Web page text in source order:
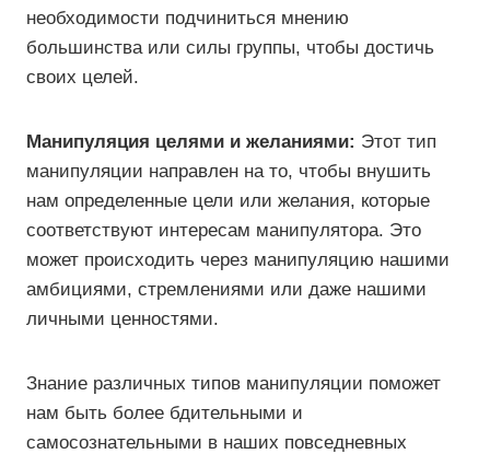
необходимости подчиниться мнению
большинства или силы группы, чтобы достичь
своих целей.
Манипуляция целями и желаниями: Этот тип
манипуляции направлен на то, чтобы внушить
нам определенные цели или желания, которые
соответствуют интересам манипулятора. Это
может происходить через манипуляцию нашими
амбициями, стремлениями или даже нашими
личными ценностями.
Знание различных типов манипуляции поможет
нам быть более бдительными и
самосознательными в наших повседневных